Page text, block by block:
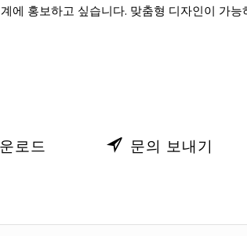
에 홍보하고 싶습니다. 맞춤형 디자인이 가
로드 문의 보내기